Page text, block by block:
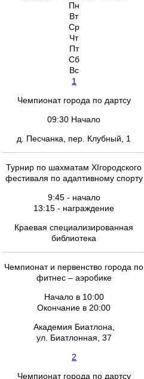
Пн
Вт
Ср
Чт
Пт
Сб
Вс
1
Чемпионат города по дартсу
09:30 Начало
д. Песчанка, пер. Клубный, 1
Турнир по шахматам ХIгородского
фестиваля по адаптивному спорту
9:45 - начало
13:15 - награждение
Краевая специализированная
библиотека
Чемпионат и первенство города по
фитнес – аэробике
Начало в 10:00
Окончание в 20:00
Академия Биатлона,
ул. Биатлонная, 37
2
Чемпионат города по дартсу